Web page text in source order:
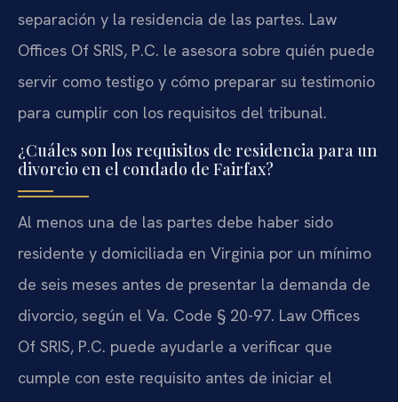
separación y la residencia de las partes. Law
Offices Of SRIS, P.C. le asesora sobre quién puede
servir como testigo y cómo preparar su testimonio
para cumplir con los requisitos del tribunal.
¿Cuáles son los requisitos de residencia para un
divorcio en el condado de Fairfax?
Al menos una de las partes debe haber sido
residente y domiciliada en Virginia por un mínimo
de seis meses antes de presentar la demanda de
divorcio, según el Va. Code § 20-97. Law Offices
Of SRIS, P.C. puede ayudarle a verificar que
cumple con este requisito antes de iniciar el